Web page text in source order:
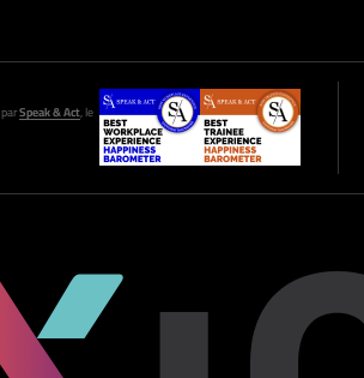
parSpeak & Act, le